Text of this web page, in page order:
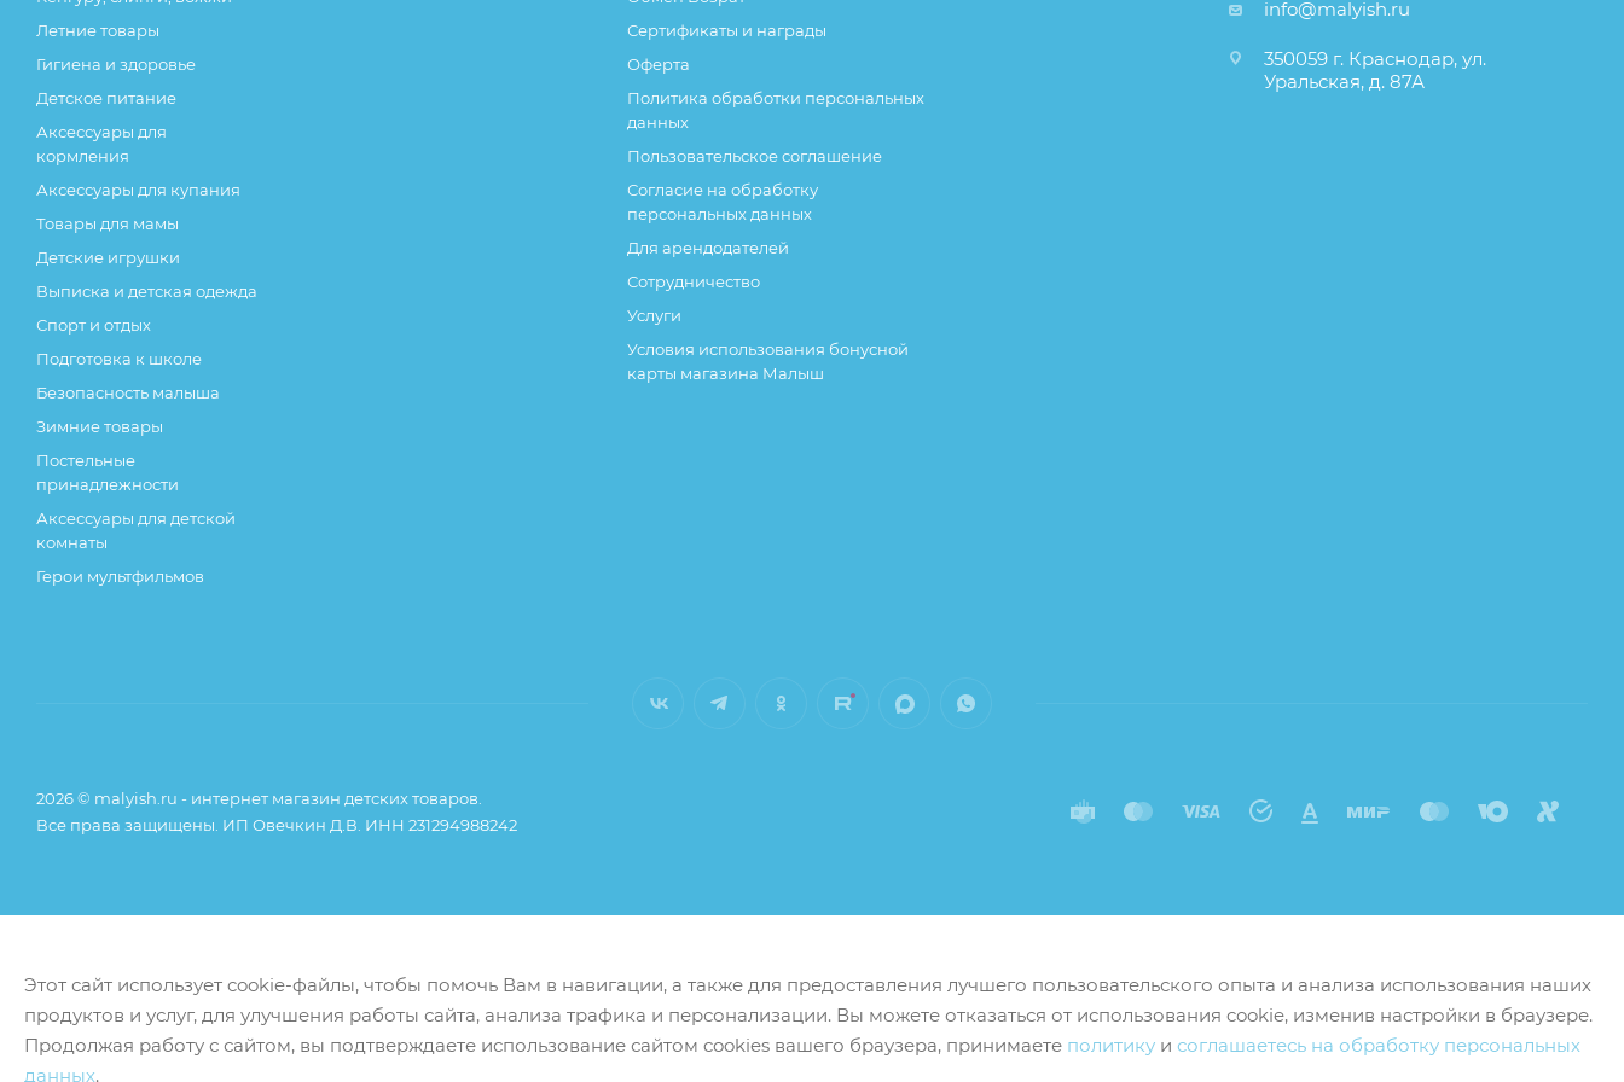
Летние товары
Гигиена и здоровье
Детское питание
Аксессуары для
кормления
Аксессуары для купания
Товары для мамы
Детские игрушки
Выписка и детская одежда
Спорт и отдых
Подготовка к школе
Безопасность малыша
Зимние товары
Постельные
принадлежности
Аксессуары для детской
комнаты
Герои мультфильмов
Сертификаты и награды
Оферта
Политика обработки персональных
данных
Пользовательское соглашение
Согласие на обработку
персональных данных
Для арендодателей
Сотрудничество
Услуги
Условия использования бонусной
карты магазина Малыш
info@malyish.ru
350059 г. Краснодар, ул.
Уральская, д. 87А
2026 © malyish.ru - интернет магазин детских товаров.
Все права защищены. ИП Овечкин Д.В. ИНН 231294988242
Этот сайт использует cookie-файлы, чтобы помочь Вам в навигации, а также для предоставления лучшего пользовательского опыта и анализа использования наших
продуктов и услуг, для улучшения работы сайта, анализа трафика и персонализации. Вы можете отказаться от использования cookie, изменив настройки в браузере.
Продолжая работу с сайтом, вы подтверждаете использование сайтом cookies вашего браузера, принимаете политику и соглашаетесь на обработку персональных
данных.